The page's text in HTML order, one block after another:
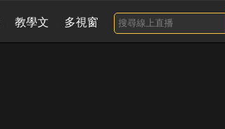
教學文 多視窗